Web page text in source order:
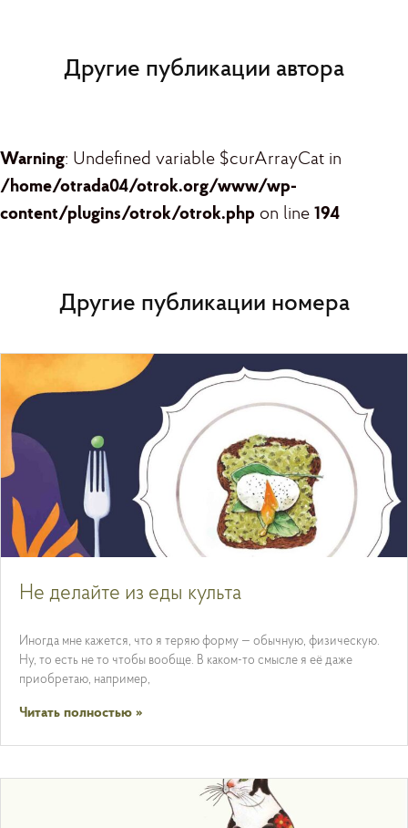
Другие публикации автора
Warning: Undefined variable $curArrayCat in
/home/otrada04/otrok.org/www/wp-
content/plugins/otrok/otrok.php on line 194
Другие публикации номера
Не делайте из еды культа
Иногда мне кажется, что я теряю форму — обычную, физическую.
Ну, то есть не то чтобы вообще. В каком-то смысле я её даже
приобретаю, например,
Читать полностью »